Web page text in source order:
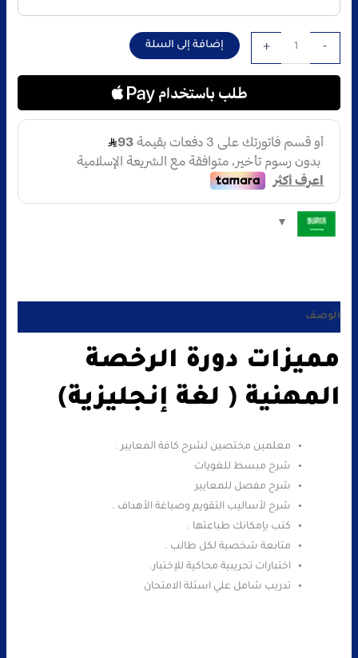
-
+ إضافة إلى السلة
الوصف
مميزات دورة الرخصة
المهنية ( لغة إنجليزية)
معلمين مختصين لشرح كافة المعايير .
شرح مبسط للغويات
شرح مفصل للمعايير
شرح لأساليب التقويم وصياغة الأهداف .
كتب بإمكانك طباعتها .
متابعة شخصية لكل طالب .
اختبارات تجريبية محاكية للإختبار.
تدريب شامل علي اسئلة الامتحان